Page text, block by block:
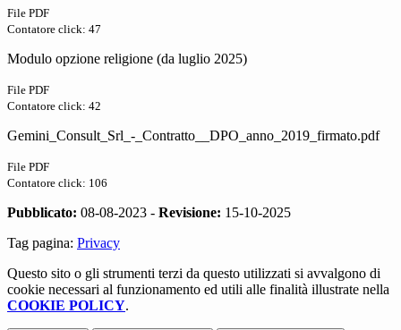
File PDF
Contatore click: 47
Modulo opzione religione (da luglio 2025)
File PDF
Contatore click: 42
Gemini_Consult_Srl_-_Contratto__DPO_anno_2019_firmato.pdf
File PDF
Contatore click: 106
Pubblicato: 08-08-2023 - Revisione: 15-10-2025
Tag pagina: Privacy
Questo sito o gli strumenti terzi da questo utilizzati si avvalgono di
cookie necessari al funzionamento ed utili alle finalità illustrate nella
COOKIE POLICY.